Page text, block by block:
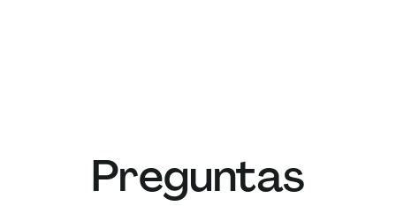
Preguntas